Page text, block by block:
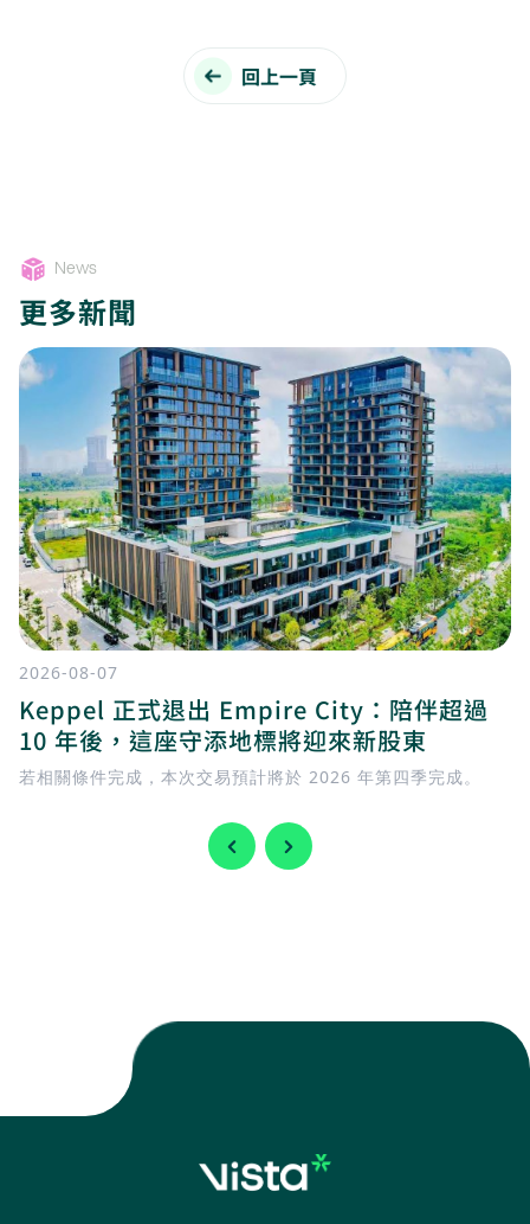
回上一頁
News
更多新聞
2026-08-07
Keppel 正式退出 Empire City：陪伴超過
10 年後，這座守添地標將迎來新股東
若相關條件完成，本次交易預計將於 2026 年第四季完成。